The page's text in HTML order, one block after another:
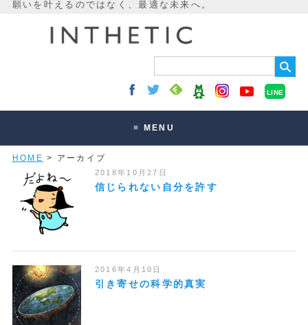
LINE
≡ MENU
講座・セッション
オンラインサロン
HOME > アーカイブ
2018年10月27日
信じられない自分を許す
2016年4月10日
引き寄せの科学的真実